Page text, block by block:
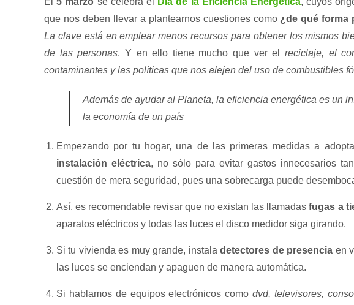
que nos deben llevar a plantearnos cuestiones como ¿de qué forma
La clave está en emplear menos recursos para obtener los mismos
de las personas. Y en ello tiene mucho que ver el reciclaje, el
contaminantes y las políticas que nos alejen del uso de combustibles
Además de ayudar al Planeta, la eficiencia energética es un
la economía de un país
Empezando por tu hogar, una de las primeras medidas a
instalación eléctrica, no sólo para evitar gastos innecesarios
cuestión de mera seguridad, pues una sobrecarga puede
Así, es recomendable revisar que no existan las llamadasfugas a
aparatos eléctricos y todas las luces el disco medidor siga girando.
Si tu vivienda es muy grande, instaladetectores de presencia en
las luces se enciendan y apaguen de manera automática.
Si hablamos de equipos electrónicos comodvd, televisores,